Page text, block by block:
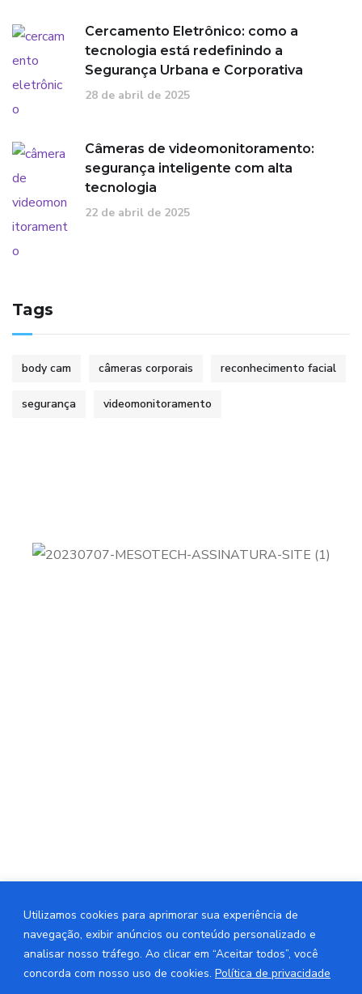
Utilizamos cookies para aprimorar sua experiência de
navegação, exibir anúncios ou conteúdo personalizado e
analisar nosso tráfego. Ao clicar em “Aceitar todos”, você
concorda com nosso uso de cookies. Política de privacidade
Cercamento Eletrônico: como a
tecnologia está redefinindo a
Segurança Urbana e Corporativa
28 de abril de 2025
Câmeras de videomonitoramento:
segurança inteligente com alta
tecnologia
22 de abril de 2025
Tags
body cam câmeras corporais reconhecimento facial
segurança videomonitoramento
Horário de Funcionamento: